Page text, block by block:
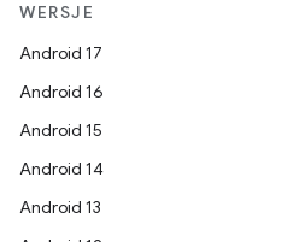
WERSJE
Android 17
Android 16
Android 15
Android 14
Android 13